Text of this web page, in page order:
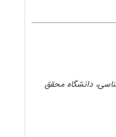
دانشگاه محقق